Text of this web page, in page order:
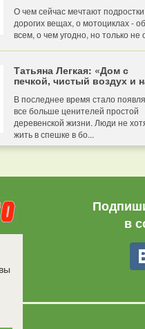
О чем сейчас мечтают
дорогих вещах, о мотоциклах -
всем, о чем угодно, но только не
Татьяна Легкая: «Дом с
печкой, чистый воздух и
В последнее время стало
все больше ценителей простой
деревенской жизни. Люди не
жить в спешке в бо...
в